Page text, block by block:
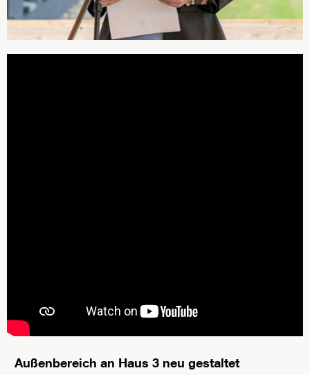
Außenbereich an Haus 3 neu gestaltet